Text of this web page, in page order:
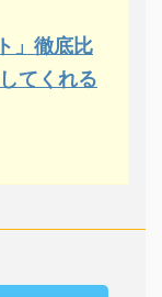
」徹底比
てくれる